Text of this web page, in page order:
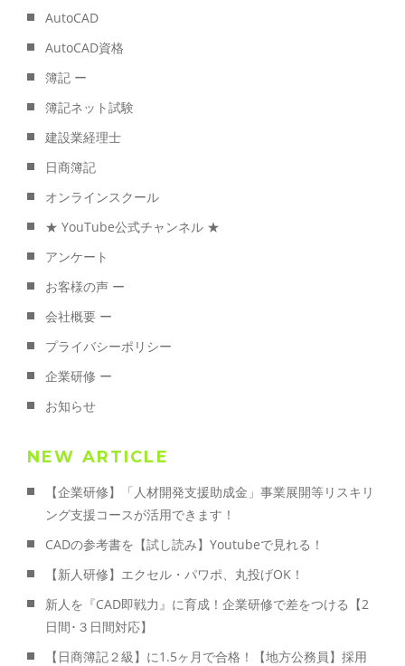
AutoCAD
AutoCAD資格
簿記 ー
簿記ネット試験
建設業経理士
日商簿記
オンラインスクール
★ YouTube公式チャンネル ★
アンケート
お客様の声 ー
会社概要 ー
プライバシーポリシー
企業研修 ー
お知らせ
NEW ARTICLE
【企業研修】「人材開発支援助成金」事業展開等リスキリ
ング支援コースが活用できます！
CADの参考書を【試し読み】Youtubeで見れる！
【新人研修】エクセル・パワポ、丸投げOK！
新人を『CAD即戦力』に育成！企業研修で差をつける【2
日間･３日間対応】
【日商簿記２級】に1.5ヶ月で合格！【地方公務員】採用